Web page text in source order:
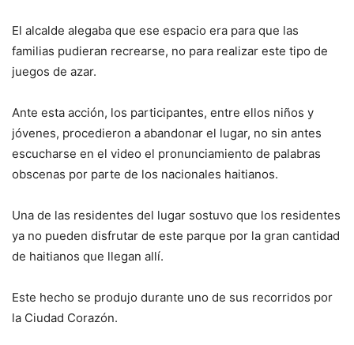
El alcalde alegaba que ese espacio era para que las
familias pudieran recrearse, no para realizar este tipo de
juegos de azar.
Ante esta acción, los participantes, entre ellos niños y
jóvenes, procedieron a abandonar el lugar, no sin antes
escucharse en el video el pronunciamiento de palabras
obscenas por parte de los nacionales haitianos.
Una de las residentes del lugar sostuvo que los residentes
ya no pueden disfrutar de este parque por la gran cantidad
de haitianos que llegan allí.
Este hecho se produjo durante uno de sus recorridos por
la Ciudad Corazón.